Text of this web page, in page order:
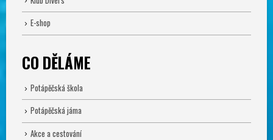
E-shop
CO DĚLÁME
Potápěčská škola
Potápěčská jáma
Akce a cestování